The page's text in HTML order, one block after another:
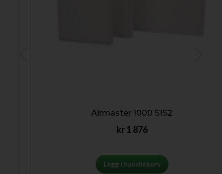
Airmaster 1000 S1S2
1 876
Legg i handlekurv